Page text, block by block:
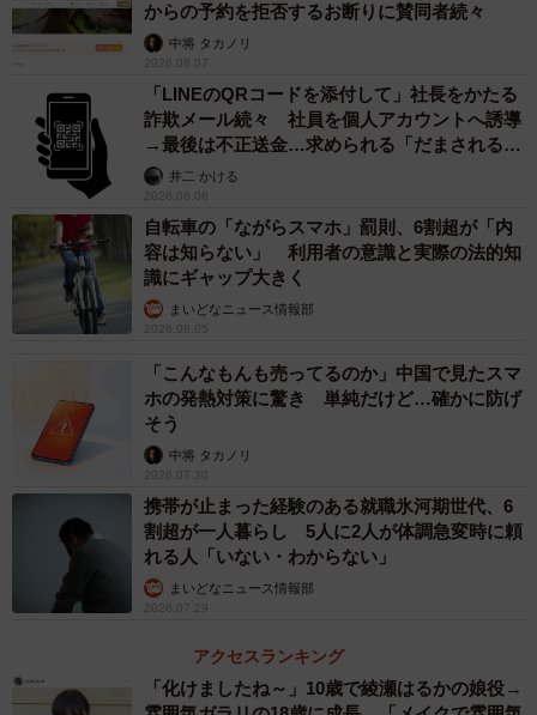
からの予約を拒否するお断りに賛同者続々
中将 タカノリ
2026.08.07
「LINEのQRコードを添付して」社長をかたる
詐欺メール続々 社員を個人アカウントへ誘導
→最後は不正送金…求められる「だまされる前
提」の対策
井二 かける
2026.08.06
自転車の「ながらスマホ」罰則、6割超が「内
容は知らない」 利用者の意識と実際の法的知
識にギャップ大きく
まいどなニュース情報部
2026.08.05
「こんなもんも売ってるのか」中国で見たスマ
ホの発熱対策に驚き 単純だけど…確かに防げ
そう
中将 タカノリ
2026.07.30
携帯が止まった経験のある就職氷河期世代、6
割超が一人暮らし 5人に2人が体調急変時に頼
れる人「いない・わからない」
まいどなニュース情報部
2026.07.29
アクセスランキング
「化けましたね～」10歳で綾瀬はるかの娘役→